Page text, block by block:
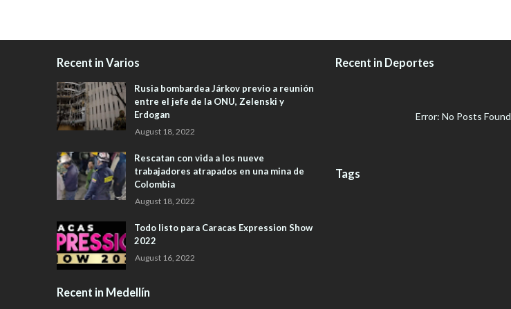
Recent in Varios
Rusia bombardea Járkov previo a reunión
entre el jefe de la ONU, Zelenski y
Erdogan
August 18, 2022
Rescatan con vida a los nueve
trabajadores atrapados en una mina de
Colombia
August 18, 2022
Todo listo para Caracas Expression Show
2022
August 16, 2022
Recent in Medellín
Recent in Deportes
Error: No Posts Found
Tags